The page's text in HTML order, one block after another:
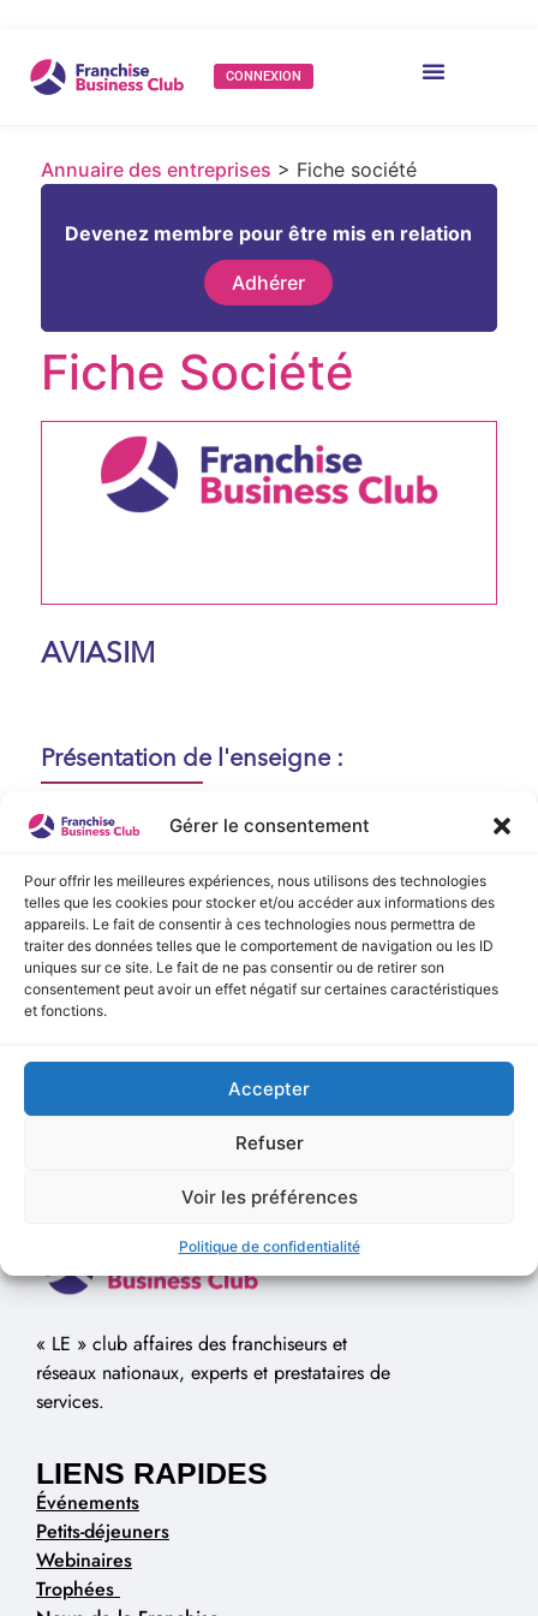
Gérer le consentement
Pour offrir les meilleures expériences, nous utilisons des technologies
telles que les cookies pour stocker et/ou accéder aux informations des
appareils. Le fait de consentir à ces technologies nous permettra de
traiter des données telles que le comportement de navigation ou les ID
uniques sur ce site. Le fait de ne pas consentir ou de retirer son
consentement peut avoir un effet négatif sur certaines caractéristiques
et fonctions.
Accepter
Refuser
Voir les préférences
Politique de confidentialité
CONNEXION
Annuaire des entreprises > Fiche société
Devenez membre pour être mis en relation
Adhérer
Fiche Société
AVIASIM
Présentation de l'enseigne :
Aucune présentation n'est disponible
actuellement !
Vidéo de Présentation
Aucune vidéo disponible.
« LE » club affaires des franchiseurs et
réseaux nationaux, experts et prestataires de
services.
LIENS RAPIDES
Événements
Petits-déjeuners
Webinaires
Trophées